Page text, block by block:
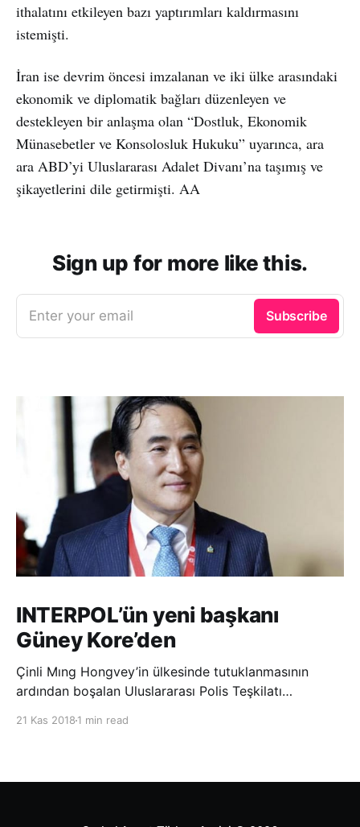
ithalatını etkileyen bazı yaptırımları kaldırmasını
istemişti.
İran ise devrim öncesi imzalanan ve iki ülke arasındaki
ekonomik ve diplomatik bağları düzenleyen ve
destekleyen bir anlaşma olan “Dostluk, Ekonomik
Münasebetler ve Konsolosluk Hukuku” uyarınca, ara
ara ABD’yi Uluslararası Adalet Divanı’na taşımış ve
şikayetlerini dile getirmişti. AA
Sign up for more like this.
Enter your email Subscribe
INTERPOL’ün yeni başkanı
Güney Kore’den
Çinli Mıng Hongvey’in ülkesinde tutuklanmasının
ardından boşalan Uluslararası Polis Teşkilatı
21 Kas 2018 1 min read